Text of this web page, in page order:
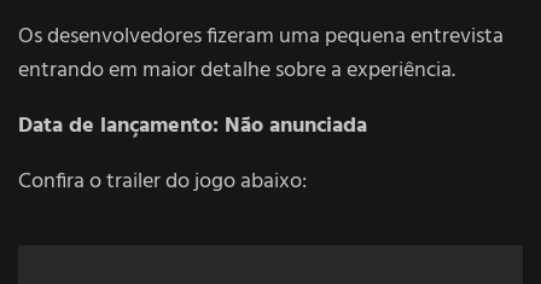
Os desenvolvedores fizeram uma pequena entrevista
entrando em maior detalhe sobre a experiência.
Data de lançamento: Não anunciada
Confira o trailer do jogo abaixo: